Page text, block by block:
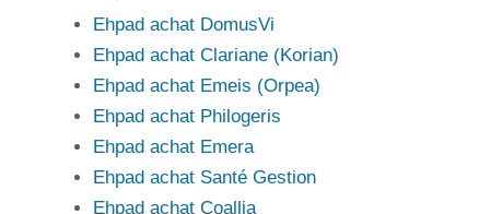
Ehpad achat DomusVi
Ehpad achat Clariane (Korian)
Ehpad achat Emeis (Orpea)
Ehpad achat Philogeris
Ehpad achat Emera
Ehpad achat Santé Gestion
Ehpad achat Coallia